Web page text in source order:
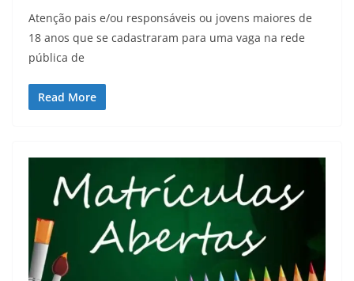
Atenção pais e/ou responsáveis ou jovens maiores de
18 anos que se cadastraram para uma vaga na rede
pública de
Read More